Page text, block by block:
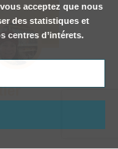
acceptez que nous
des statistiques et
centres d’intérets.